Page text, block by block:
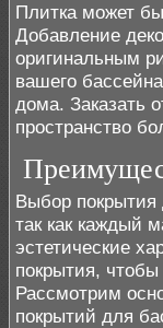
Плитка может
Добавление
оригинальным
вашего
дома. Заказать
пространство
Выбор покрытия
так как каждый
эстетические
покрытия, чтобы
Рассмотрим
покрытий для